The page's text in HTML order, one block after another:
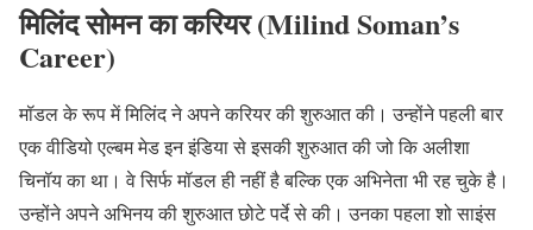
मिलिंद सोमन का करियर(Milind Soman’s
Career)
मॉडल के रूप में मिलिंद ने अपने करियर की शुरुआत की। उन्होंने पहली बार
एक वीडियो एल्बम मेड इन इंडिया से इसकी शुरुआत की जो कि अलीशा
चिनॉय का था। वे सिर्फ मॉडल ही नहीं है बल्कि एक अभिनेता भी रह चुके है।
उन्होंने अपने अभिनय की शुरुआत छोटे पर्दे से की। उनका पहला शो साइंस